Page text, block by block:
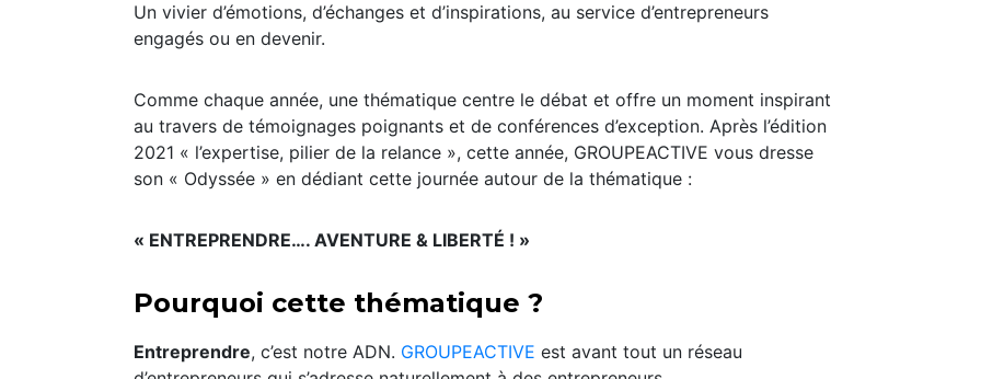
Un vivier d’émotions, d’échanges et d’inspirations, au service d’entrepreneurs
engagés ou en devenir.
Comme chaque année, une thématique centre le débat et offre un moment inspirant
au travers de témoignages poignants et de conférences d’exception. Après l’édition
2021 « l’expertise, pilier de la relance », cette année, GROUPEACTIVE vous dresse
son « Odyssée » en dédiant cette journée autour de la thématique :
« ENTREPRENDRE…. AVENTURE & LIBERTÉ ! »
Pourquoi cette thématique ?
Entreprendre, c’est notre ADN. GROUPEACTIVE est avant tout un réseau